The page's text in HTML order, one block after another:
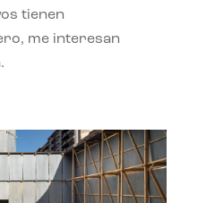
tienen
me interesan